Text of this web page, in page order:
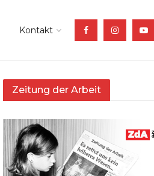
Kontakt
Zeitung der Arbeit